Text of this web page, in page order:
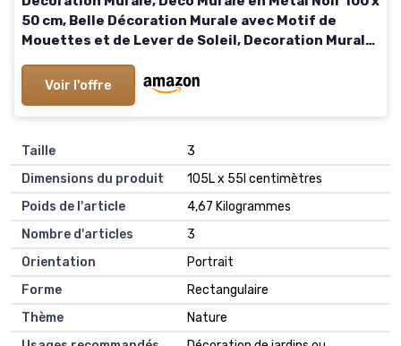
50 cm, Belle Décoration Murale avec Motif de
Mouettes et de Lever de Soleil, Decoration Murale
Voir l'offre
Taille
3
Dimensions du produit
105L x 55l centimètres
Poids de l'article
4,67 Kilogrammes
Nombre d'articles
3
Orientation
Portrait
Forme
Rectangulaire
Thème
Nature